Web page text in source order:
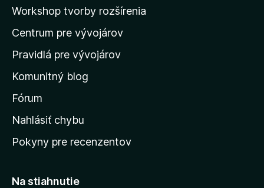
d
o
m
v
s
k
s
r
Workshop tvorby rozšírenia
Centrum pre vývojárov
Pravidlá pre vývojárov
Komunitný blog
Fórum
Nahlásiť chybu
Pokyny pre recenzentov
Na stiahnutie